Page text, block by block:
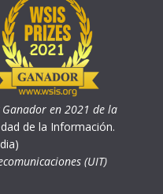
en 2021 de la
de la Información.
(UIT)